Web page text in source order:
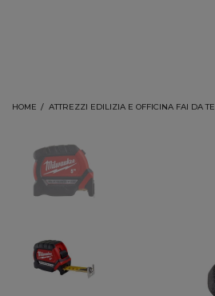
HOME ATTREZZI EDILIZIA E OFFICINA FAI DA TE